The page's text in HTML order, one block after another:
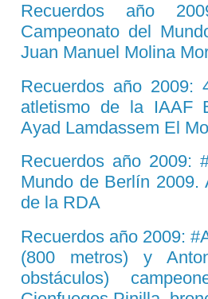
Recuerdos año
Campeonato del
Juan Manuel Molina
Recuerdos año 2009:
atletismo de la IAAF
Ayad Lamdassem El
Recuerdos año 2009:
Mundo de Berlín 2009.
de la RDA
Recuerdos año 2009:
(800 metros) y
obstáculos)